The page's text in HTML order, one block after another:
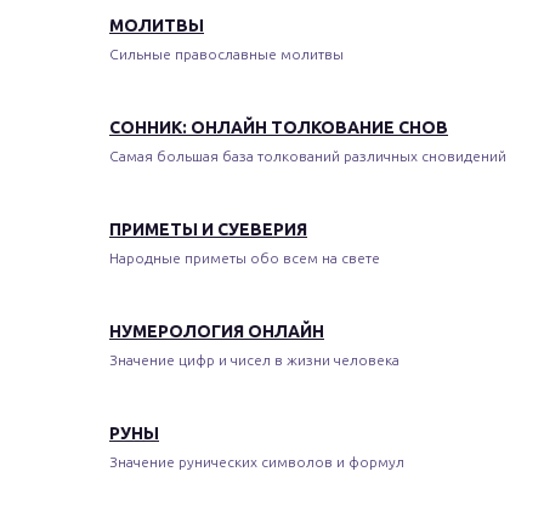
МОЛИТВЫ
Сильные православные молитвы
СОННИК: ОНЛАЙН ТОЛКОВАНИЕ СНОВ
Самая большая база толкований различных сновидений
ПРИМЕТЫ И СУЕВЕРИЯ
Народные приметы обо всем на свете
НУМЕРОЛОГИЯ ОНЛАЙН
Значение цифр и чисел в жизни человека
РУНЫ
Значение рунических символов и формул